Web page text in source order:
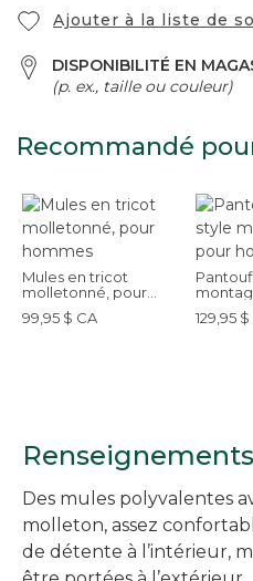
Ajouter à la liste de
DISPONIBILITÉ EN
(p. ex., taille ou couleur)
Recommandé
Mules en tricot
molletonné, pour
hommes
99,95 $ CA
hommes
129,95
Des mules polyvalentes
molleton, assez
de détente à l’intérieur,